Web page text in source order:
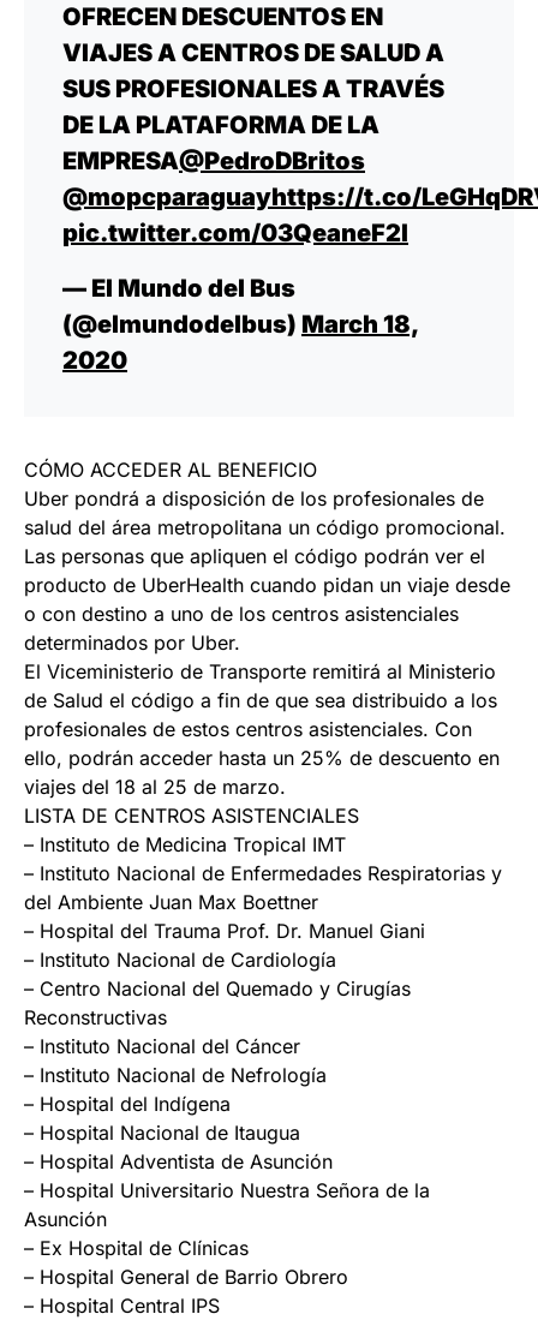
OFRECEN DESCUENTOS EN
VIAJES A CENTROS DE SALUD A
SUS PROFESIONALES A TRAVÉS
DE LA PLATAFORMA DE LA
EMPRESA@PedroDBritos
@mopcparaguayhttps://t.co/
pic.twitter.com/03QeaneF2I
— El Mundo del Bus
(@elmundodelbus) March 18,
2020
CÓMO ACCEDER AL BENEFICIO
Uber pondrá a disposición de los profesionales de
salud del área metropolitana un código promocional.
Las personas que apliquen el código podrán ver el
producto de UberHealth cuando pidan un viaje desde
o con destino a uno de los centros asistenciales
determinados por Uber.
El Viceministerio de Transporte remitirá al Ministerio
de Salud el código a fin de que sea distribuido a los
profesionales de estos centros asistenciales. Con
ello, podrán acceder hasta un 25% de descuento en
viajes del 18 al 25 de marzo.
LISTA DE CENTROS ASISTENCIALES
– Instituto de Medicina Tropical IMT
– Instituto Nacional de Enfermedades Respiratorias y
del Ambiente Juan Max Boettner
– Hospital del Trauma Prof. Dr. Manuel Giani
– Instituto Nacional de Cardiología
– Centro Nacional del Quemado y Cirugías
Reconstructivas
– Instituto Nacional del Cáncer
– Instituto Nacional de Nefrología
– Hospital del Indígena
– Hospital Nacional de Itaugua
– Hospital Adventista de Asunción
– Hospital Universitario Nuestra Señora de la
Asunción
– Ex Hospital de Clínicas
– Hospital General de Barrio Obrero
– Hospital Central IPS